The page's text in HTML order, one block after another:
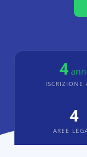
4
ISCRIZIONE
4
AREE